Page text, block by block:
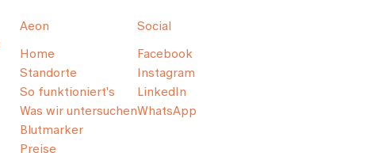
Aeon
Home
Standorte
So funktioniert's
Was wir untersuchen
Blutmarker
Preise
Social
Facebook
Instagram
LinkedIn
WhatsApp